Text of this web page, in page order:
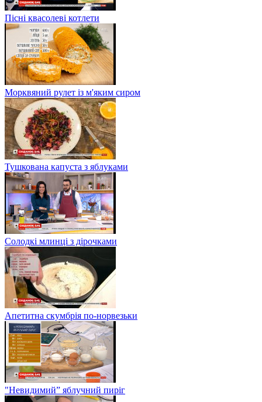
Пісні квасолеві котлети
Морквяний рулет із м'яким сиром
Тушкована капуста з яблуками
Солодкі млинці з дірочками
Апетитна скумбрія по-норвезьки
"Невидимий” яблучний пиріг